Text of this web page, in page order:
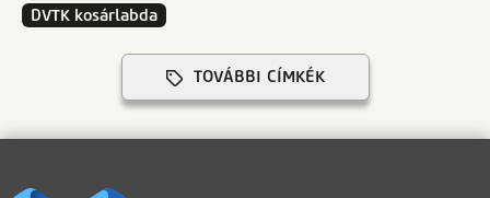
DVTK kosárlabda
TOVÁBBI CÍMKÉK